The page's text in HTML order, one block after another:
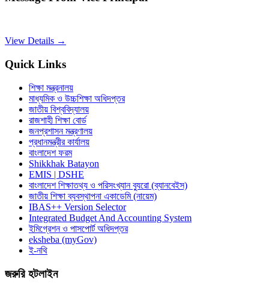
View Details →
Quick Links
শিক্ষা মন্ত্রনালয়
মাধ্যমিক ও উচ্চশিক্ষা অধিদপ্তর
জাতীয় বিশ্ববিদ্যালয়
রাজশাহী শিক্ষা বোর্ড
জনপ্রশাসন মন্ত্রণালয়
প্রধানমন্ত্রীর কার্যালয়
বাংলাদেশ ফরম
Shikkhak Batayon
EMIS | DSHE
বাংলাদেশ শিক্ষাতথ্য ও পরিসংখ্যান ব্যুরো (ব্যানবেইস)
জাতীয় শিক্ষা ব্যবস্থাপনা একাডেমি (নায়েম)
IBAS++ Version Selector
Integrated Budget And Accounting System
ইমিগ্রেশন ও পাসপোর্ট অধিদপ্তর
eksheba (myGov)
ই-নথি
জরুরি হটলাইন